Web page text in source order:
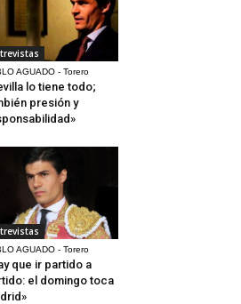
AGUADO - Torero
lo tiene todo;
presión y
AGUADO - Torero
que ir partido a
el domingo toca